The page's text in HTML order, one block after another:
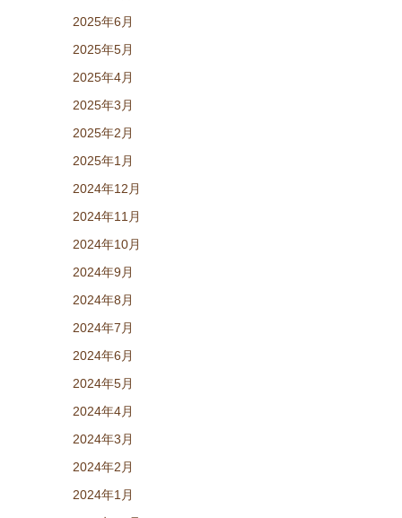
2025年6月
2025年5月
2025年4月
2025年3月
2025年2月
2025年1月
2024年12月
2024年11月
2024年10月
2024年9月
2024年8月
2024年7月
2024年6月
2024年5月
2024年4月
2024年3月
2024年2月
2024年1月